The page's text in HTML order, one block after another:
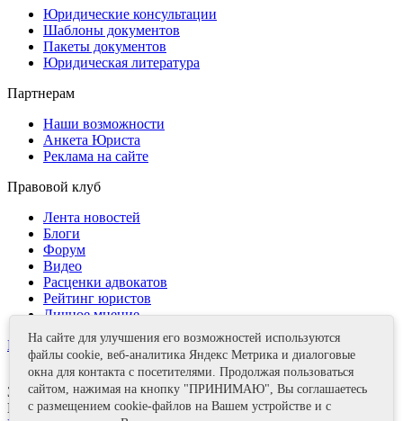
Юридические консультации
Шаблоны документов
Пакеты документов
Юридическая литература
Партнерам
Наши возможности
Анкета Юриста
Реклама на сайте
Правовой клуб
Лента новостей
Блоги
Форум
Видео
Расценки адвокатов
Рейтинг юристов
Личное мнение
Контакты
Задать вопрос
Поделиться
На сайте для улучшения его возможностей используются
файлы cookie, веб-аналитика Яндекс Метрика и диалоговые
окна для контакта с посетителями. Продолжая пользоваться
сайтом, нажимая на кнопку "ПРИНИМАЮ", Вы соглашаетесь
с размещением cookie-файлов на Вашем устройстве и с